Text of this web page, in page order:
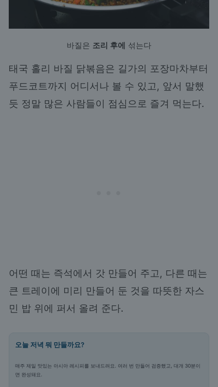
바질은 조리 후에 섞는다
태국 홀리 바질 닭볶음은 길가의 포장마차부터
푸드코트까지 어디서나 볼 수 있고, 앞서 말했
듯 정말 많은 사람들이 점심으로 즐겨 먹는다.
어떤 때는 즉석에서 갓 만들어 주고, 다른 때는
큰 트레이에 미리 만들어 둔 것을 따뜻한 자스
민 밥 위에 퍼서 올려 준다.
오늘 저녁 뭐 만들까요?
매주 제일 맛있는 아시아 레시피를 보내드려요. 여러 번 만들어 검증했고, 대개 30분이
면 완성돼요.